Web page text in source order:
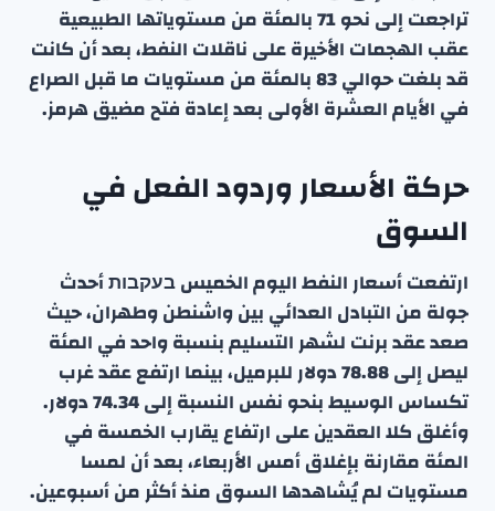
تراجعت إلى نحو 71 بالمئة من مستوياتها الطبيعية
عقب الهجمات الأخيرة على ناقلات النفط، بعد أن كانت
قد بلغت حوالي 83 بالمئة من مستويات ما قبل الصراع
في الأيام العشرة الأولى بعد إعادة فتح مضيق هرمز.
حركة الأسعار وردود الفعل في
السوق
ارتفعت أسعار النفط اليوم الخميس בעקבות أحدث
جولة من التبادل العدائي بين واشنطن وطهران، حيث
صعد عقد برنت لشهر التسليم بنسبة واحد في المئة
ليصل إلى 78.88 دولار للبرميل، بينما ارتفع عقد غرب
تكساس الوسيط بنحو نفس النسبة إلى 74.34 دولار.
وأغلق كلا العقدين على ارتفاع يقارب الخمسة في
المئة مقارنة بإغلاق أمس الأربعاء، بعد أن لمسا
مستويات لم يُشاهدها السوق منذ أكثر من أسبوعين.